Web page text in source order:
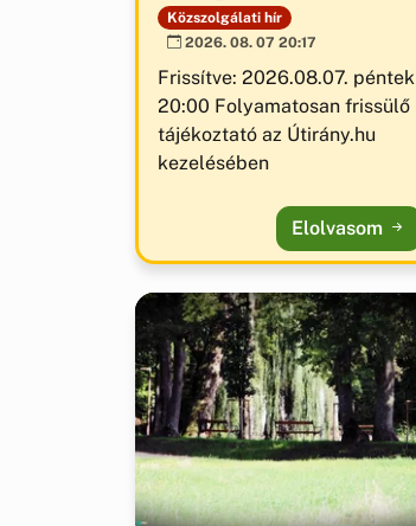
Közszolgálati hír
2026. 08. 07 20:17
Frissítve: 2026.08.07. péntek
20:00 Folyamatosan frissülő
tájékoztató az Útirány.hu
kezelésében
Elolvasom